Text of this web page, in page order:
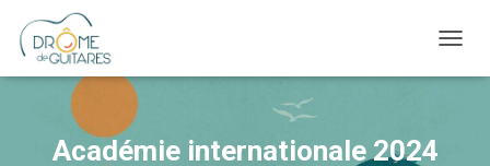
Académie internationale 2024